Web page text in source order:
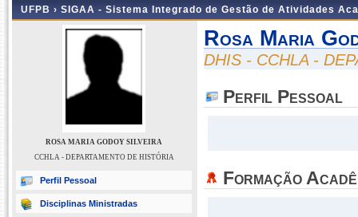
UFPB › SIGAA - Sistema Integrado de Gestão de Atividades
ROSA MARIA GODOY SILVEIRA
CCHLA - DEPARTAMENTO DE HISTÓRIA
Perfil Pessoal
Disciplinas Ministradas
Rosa Maria
DHIS - CCHLA -
Perfil Pessoal
Formação